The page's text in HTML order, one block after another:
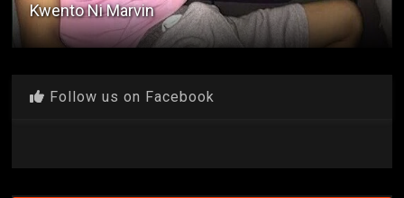
Kwento Ni Marvin
Follow us on Facebook